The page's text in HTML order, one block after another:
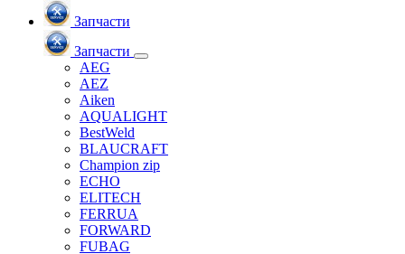
Запчасти
Запчасти
AEG
AEZ
Aiken
AQUALIGHT
BestWeld
BLAUCRAFT
Champion zip
ECHO
ELITECH
FERRUA
FORWARD
FUBAG